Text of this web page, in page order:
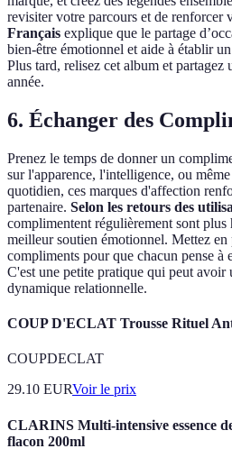
revisiter votre parcours et de renforcer
Français explique que le partage
bien-être émotionnel et aide à établir
Plus tard, relisez cet album et partagez
année.
6. Échanger des
Prenez le temps de donner un
sur l'apparence, l'intelligence, ou
quotidien, ces marques d'affection
partenaire. Selon les retours des
complimentent régulièrement sont plus
meilleur soutien émotionnel. Mettez en
compliments pour que chacun pense à
C'est une petite pratique qui peut avoir
dynamique relationnelle.
COUP D'ECLAT Trousse Rituel
COUPDECLAT
29.10 EURVoir le prix
CLARINS Multi-intensive essence
flacon 200ml